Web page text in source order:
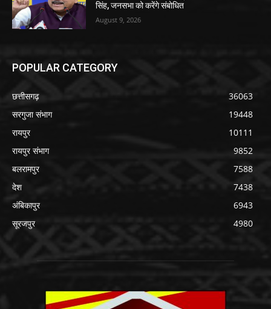
सिंह, जनसभा को करेंगे संबोधित
August 9, 2026
POPULAR CATEGORY
छत्तीसगढ़
36063
सरगुजा संभाग
19448
रायपुर
10111
रायपुर संभाग
9852
बलरामपुर
7588
देश
7438
अंबिकापुर
6943
सूरजपुर
4980